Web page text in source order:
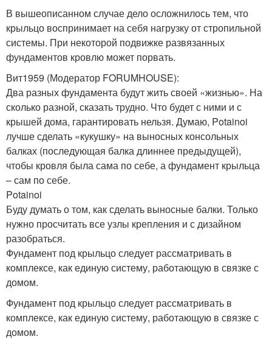
В вышеописанном случае дело осложнилось тем, что
крыльцо воспринимает на себя нагрузку от стропильной
системы. При некоторой подвижке развязанных
фундаментов кровлю может порвать.
Вит1959 (Модератор FORUMHOUSE):
Два разных фундамента будут жить своей «жизнью». На
сколько разной, сказать трудно. Что будет с ними и с
крышей дома, гарантировать нельзя. Думаю, Potainoi
лучше сделать «кукушку» на выносных консольных
балках (последующая балка длиннее предыдущей),
чтобы кровля была сама по себе, а фундамент крыльца
– сам по себе.
Potainoi
Буду думать о том, как сделать выносные балки. Только
нужно просчитать все узлы крепления и с дизайном
разобраться.
Фундамент под крыльцо следует рассматривать в
комплексе, как единую систему, работающую в связке с
домом.
Фундамент под крыльцо следует рассматривать в
комплексе, как единую систему, работающую в связке с
домом.